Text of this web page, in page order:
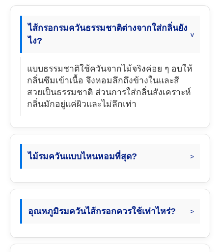
ไส้กรอกรมควันธรรมชาติต่างจากใส่กลิ่นยัง
ไง?
แบบธรรมชาติใช้ควันจากไม้จริงค่อย ๆ อบให้
กลิ่นซึมเข้าเนื้อ จึงหอมลึกถึงข้างในและสี
สวยเป็นธรรมชาติ ส่วนการใส่กลิ่นสังเคราะห์
กลิ่นมักอยู่แค่ผิวและไม่ลึกเท่า
ไม้รมควันแบบไหนหอมที่สุด?
อุณหภูมิรมควันไส้กรอกควรใช้เท่าไหร่?